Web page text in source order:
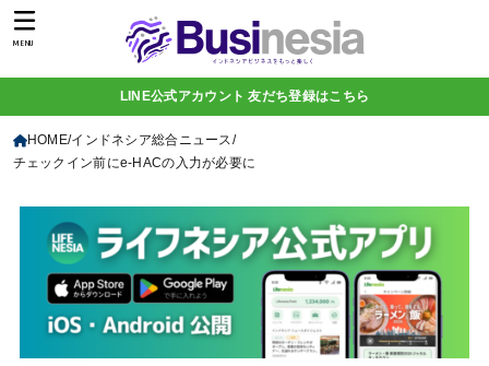
MENU
LINE公式アカウント 友だち登録はこちら
HOME インドネシア総合ニュース
チェックイン前にe-HACの入力が必要に